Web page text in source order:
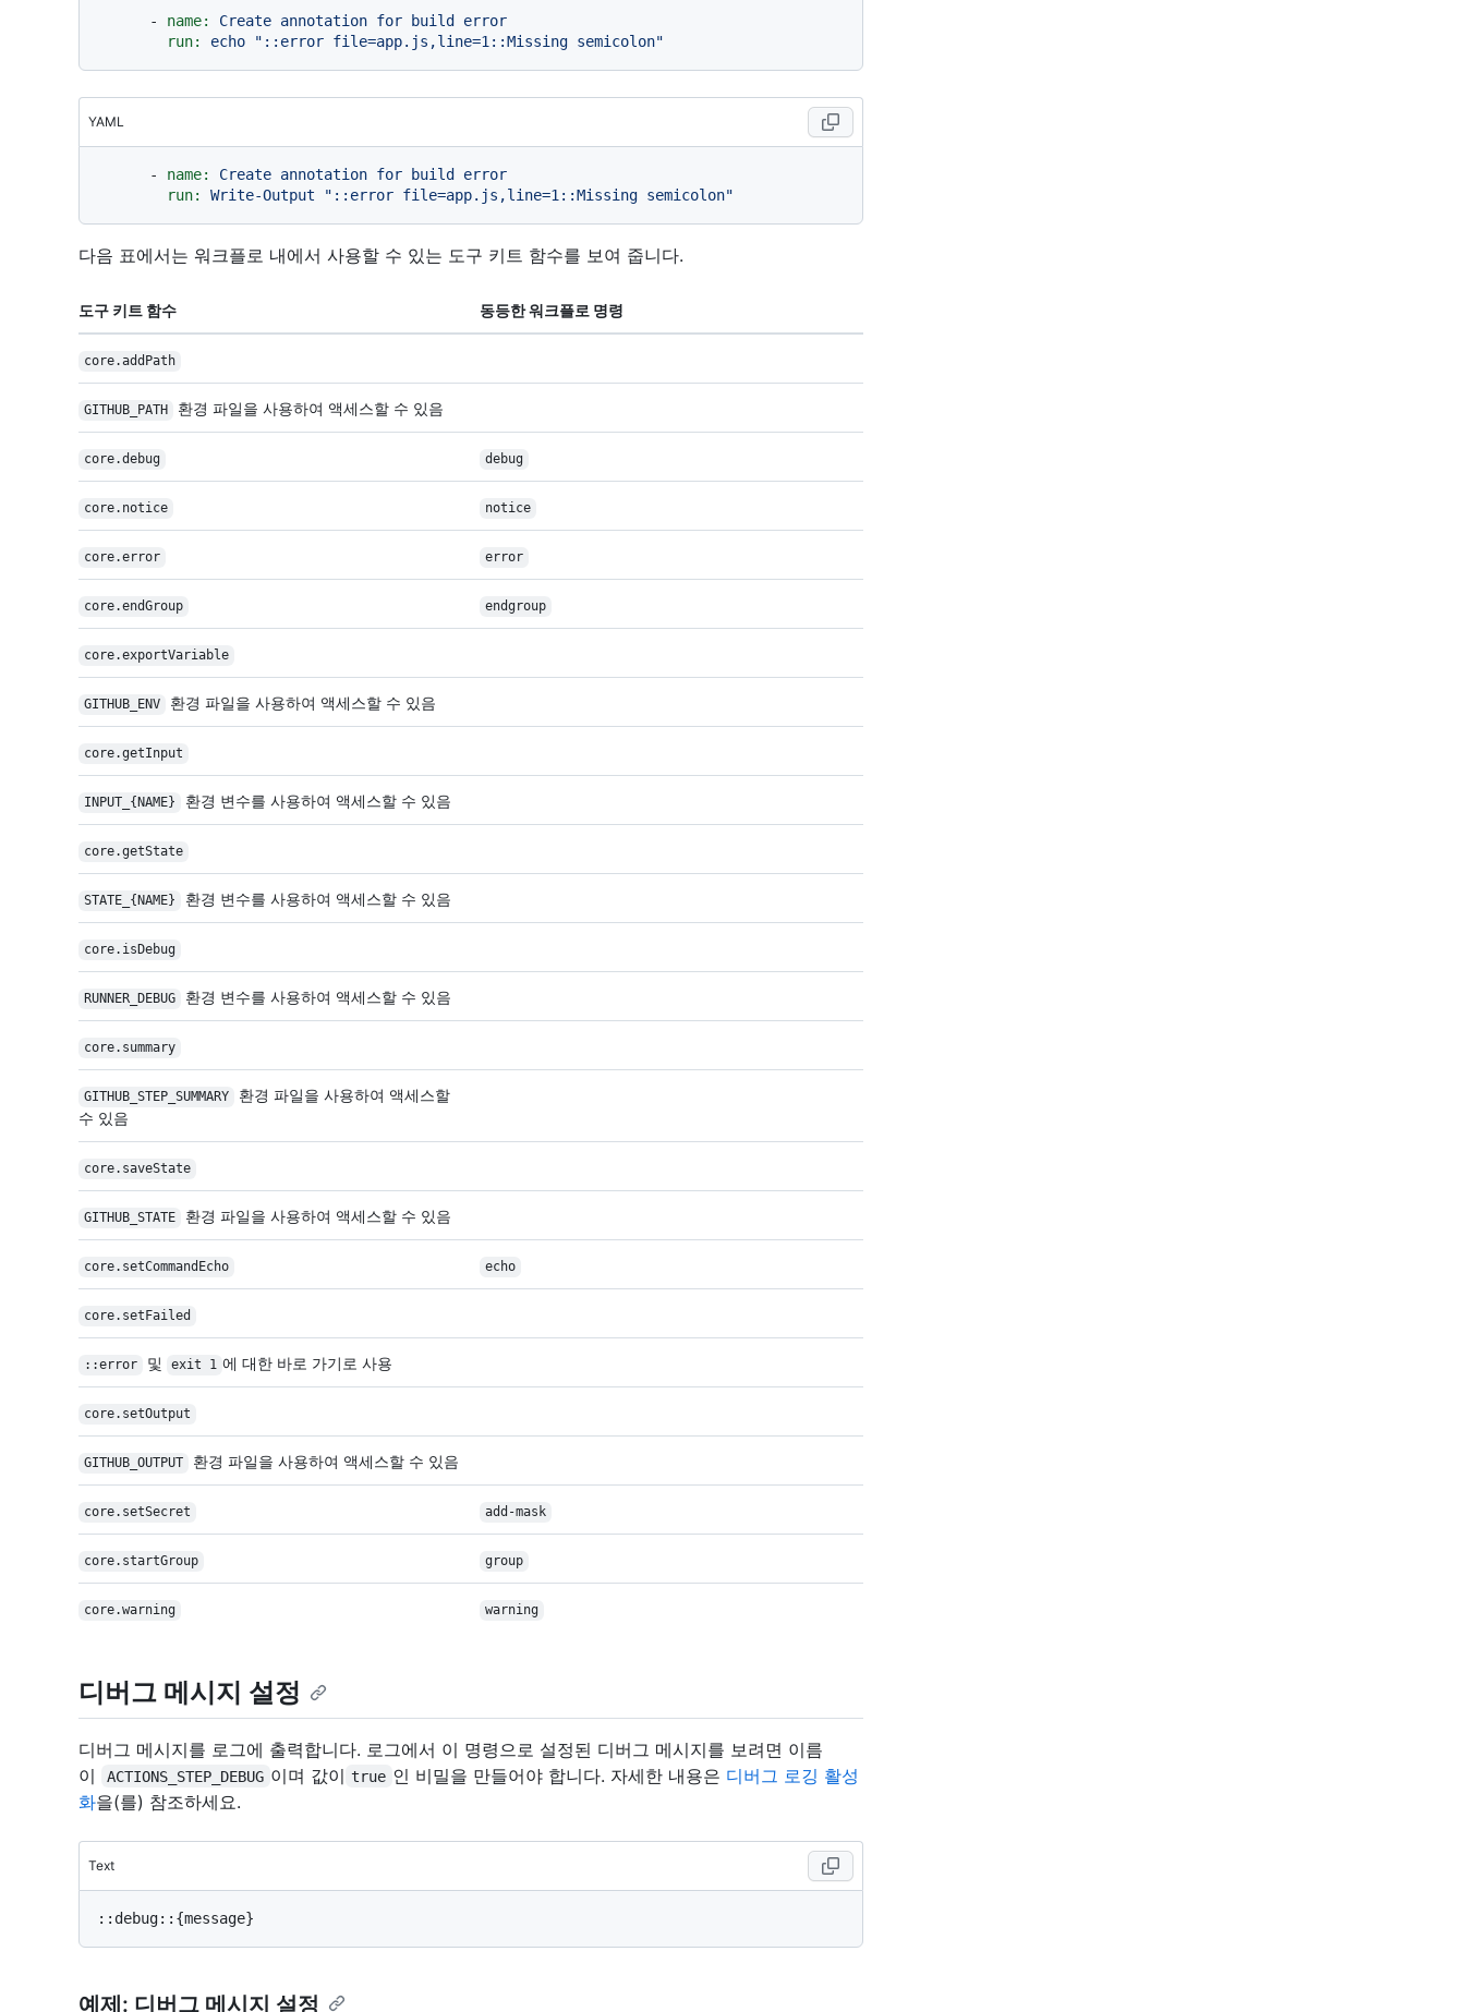
- name: Create annotation for build
error
run:
echo "::error file=app.js,line=1::Missing semicolon"
YAML
- name: Create annotation for build
error
run:
Write-Output "::error file=app.js,line=1::Missing semicolon"
다음 표에서는 워크플로 내에서 사용할 수 있는 도구 키트 함수를 보여 줍니다.
도구 키트 함수 동등한 워크플로 명령
core.addPath
GITHUB_PATH 환경 파일을 사용하여 액세스할 수 있음
core.debug debug
core.notice notice
core.error error
core.endGroup endgroup
core.exportVariable
GITHUB_ENV 환경 파일을 사용하여 액세스할 수 있음
core.getInput
INPUT_{NAME} 환경 변수를 사용하여 액세스할 수 있음
core.getState
STATE_{NAME} 환경 변수를 사용하여 액세스할 수 있음
core.isDebug
RUNNER_DEBUG 환경 변수를 사용하여 액세스할 수 있음
core.summary
GITHUB_STEP_SUMMARY
환경 파일을 사용하여 액세스할
수 있음
core.saveState
GITHUB_STATE 환경 파일을 사용하여 액세스할 수 있음
core.setCommandEcho echo
core.setFailed
::error 및 exit 1 에 대한 바로 가기로 사용
core.setOutput
GITHUB_OUTPUT 환경 파일을 사용하여 액세스할 수 있음
core.setSecret add-mask
core.startGroup group
core.warning warning
디버그 메시지 설정
디버그 메시지를 로그에 출력합니다. 로그에서 이 명령으로 설정된 디버그 메시지를 보려면 이름
이
ACTIONS_STEP_DEBUG 이며 값이 true 인 비밀을 만들어야 합니다. 자세한 내용은 디버그 로깅 활성
화을(를) 참조하세요.
Text
예제: 디버그 메시지 설정